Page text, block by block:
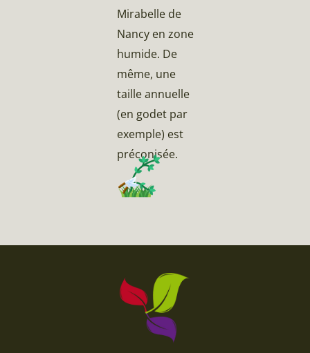
Mirabelle de
Nancy en zone
humide. De
même, une
taille annuelle
(en godet par
exemple) est
préconisée.